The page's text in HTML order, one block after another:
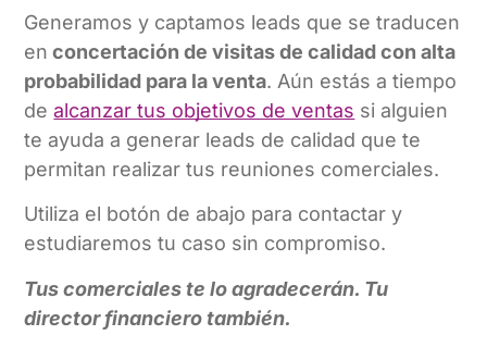
Generamos y captamos leads que se traducen
en concertación de visitas de calidad con alta
probabilidad para la venta. Aún estás a tiempo
dealcanzar tus objetivos de ventas si alguien
te ayuda a generar leads de calidad que te
permitan realizar tus reuniones comerciales.
Utiliza el botón de abajo para contactar y
estudiaremos tu caso sin compromiso.
Tus comerciales te lo agradecerán. Tu
director financiero también.